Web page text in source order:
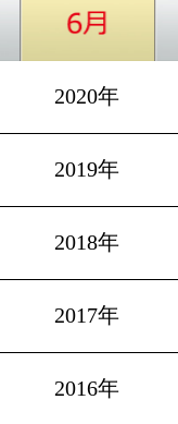
2026年
2025年
2024年
2023年